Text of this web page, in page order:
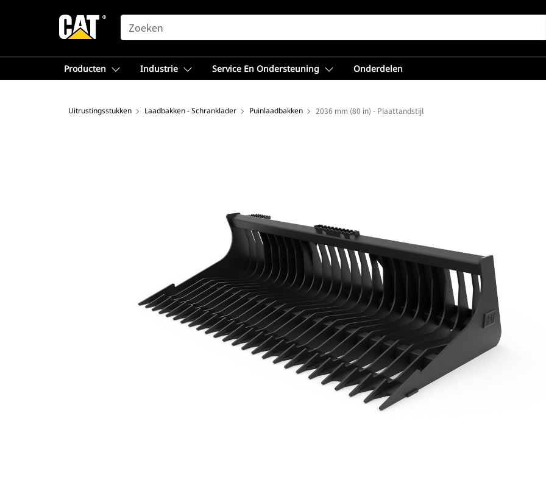
SEARCH
Producten Industrie Service En Ondersteuning Onderdelen
Uitrustingsstukken Laadbakken - Schranklader Puinlaadbakken 2036 mm (80 in) - Plaattandstijl